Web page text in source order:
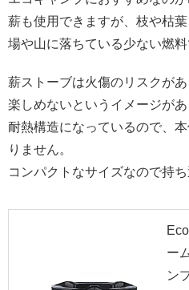
薪も使用できますが、枝や枯
場や山に落ちている少ない燃
薪ストーブは火傷のリスクが
楽しめないというイメージが
耐熱構造になっているので、
りません。
コンパクトなサイズなので持ち
ー
ン